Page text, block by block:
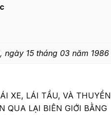
ngày 15 tháng 03 năm 1986
XE, LÁI TẦU, VÀ THUYỀN
QUA LẠI BIÊN GIỚI BẰNG